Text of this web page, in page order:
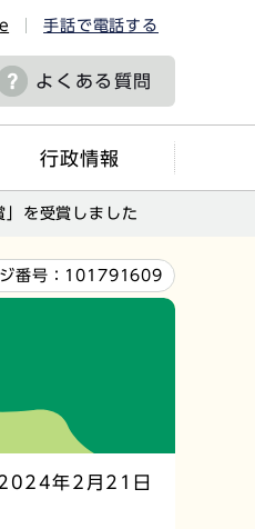
手話で電話する
よくある質問
行政情報
を受賞しました
番号： 101791609
年2月21日